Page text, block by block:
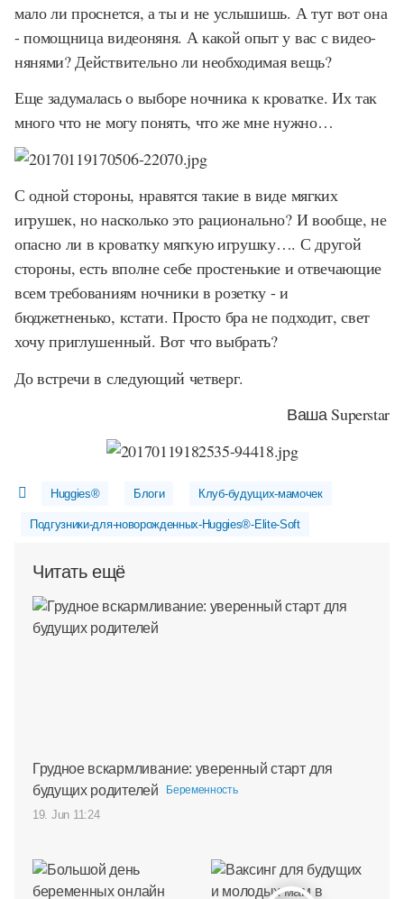
мало ли проснется, а ты и не услышишь. А тут вот она
- помощница видеоняня. А какой опыт у вас с видео-
нянями? Действительно ли необходимая вещь?
Еще задумалась о выборе ночника к кроватке. Их так
много что не могу понять, что же мне нужно…
С одной стороны, нравятся такие в виде мягких
игрушек, но насколько это рационально? И вообще, не
опасно ли в кроватку мягкую игрушку…. С другой
стороны, есть вполне себе простенькие и отвечающие
всем требованиям ночники в розетку - и
бюджетненько, кстати. Просто бра не подходит, свет
хочу приглушенный. Вот что выбрать?
До встречи в следующий четверг.
Ваша Superstar
Huggies® Блоги Клуб-будущих-мамочек
Подгузники-для-новорожденных-Huggies®-Elite-Soft
Читать ещё
Грудное вскармливание: уверенный старт для
будущих родителей
Беременность
19. Jun 11:24